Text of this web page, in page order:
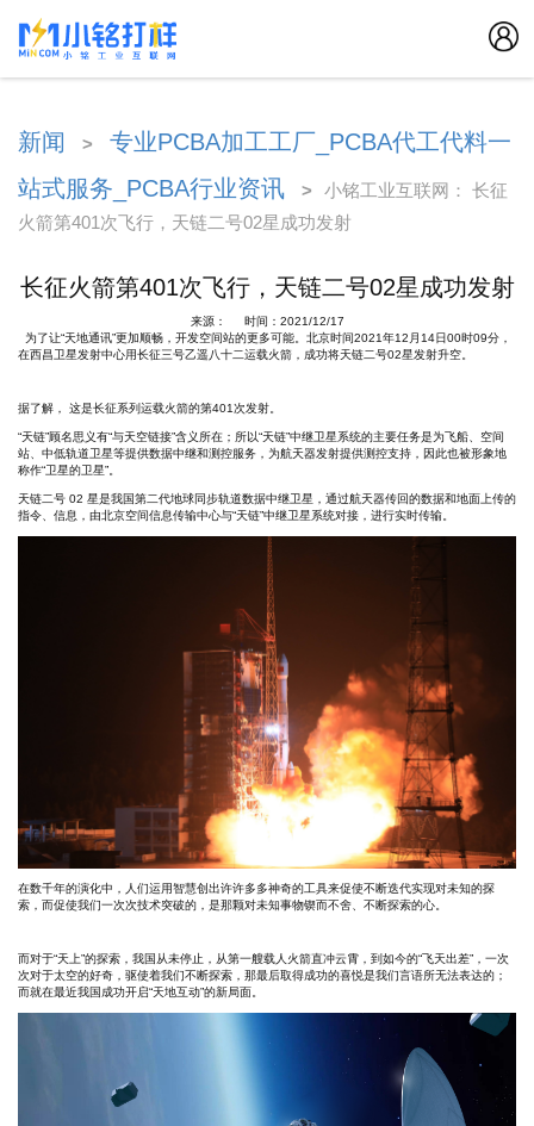
新闻 >
专业PCBA加工工厂_PCBA代工代料一
站式服务_PCBA行业资讯
>
小铭工业互联网： 长征
火箭第401次飞行，天链二号02星成功发射
长征火箭第401次飞行，天链二号02星成功发射
来源： 时间：2021/12/17
为了让“天地通讯”更加顺畅，开发空间站的更多可能。北京时间2021年12月14日00时09分，
在西昌卫星发射中心用长征三号乙遥八十二运载火箭，成功将天链二号02星发射升空。
据了解， 这是长征系列运载火箭的第401次发射。
“天链”顾名思义有“与天空链接”含义所在；所以“天链”中继卫星系统的主要任务是为飞船、空间
站、中低轨道卫星等提供数据中继和测控服务，为航天器发射提供测控支持，因此也被形象地
称作“卫星的卫星”。
天链二号 02 星是我国第二代地球同步轨道数据中继卫星，通过航天器传回的数据和地面上传的
指令、信息，由北京空间信息传输中心与“天链”中继卫星系统对接，进行实时传输。
在数千年的演化中，人们运用智慧创出许许多多神奇的工具来促使不断迭代实现对未知的探
索，而促使我们一次次技术突破的，是那颗对未知事物锲而不舍、不断探索的心。
而对于“天上”的探索，我国从未停止，从第一艘载人火箭直冲云霄，到如今的“飞天出差”，一次
次对于太空的好奇，驱使着我们不断探索，那最后取得成功的喜悦是我们言语所无法表达的；
而就在最近我国成功开启“天地互动”的新局面。